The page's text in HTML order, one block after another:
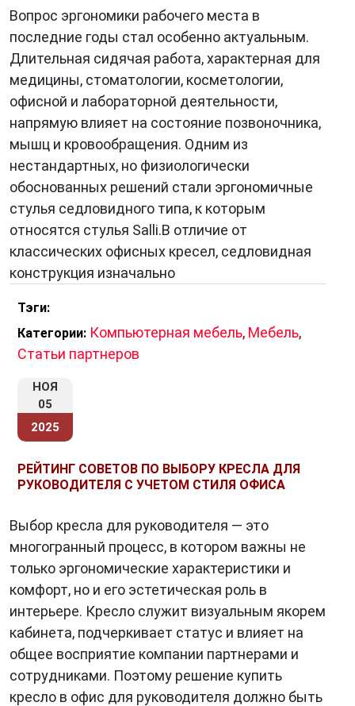
Вопрос эргономики рабочего места в
последние годы стал особенно актуальным.
Длительная сидячая работа, характерная для
медицины, стоматологии, косметологии,
офисной и лабораторной деятельности,
напрямую влияет на состояние позвоночника,
мышц и кровообращения. Одним из
нестандартных, но физиологически
обоснованных решений стали эргономичные
стулья седловидного типа, к которым
относятся стулья Salli.В отличие от
классических офисных кресел, седловидная
конструкция изначально
Тэги:
Категории: Компьютерная мебель, Мебель,
Статьи партнеров
НОЯ
05
2025
РЕЙТИНГ СОВЕТОВ ПО ВЫБОРУ КРЕСЛА ДЛЯ
РУКОВОДИТЕЛЯ С УЧЕТОМ СТИЛЯ ОФИСА
Выбор кресла для руководителя — это
многогранный процесс, в котором важны не
только эргономические характеристики и
комфорт, но и его эстетическая роль в
интерьере. Кресло служит визуальным якорем
кабинета, подчеркивает статус и влияет на
общее восприятие компании партнерами и
сотрудниками. Поэтому решение купить
кресло в офис для руководителя должно быть